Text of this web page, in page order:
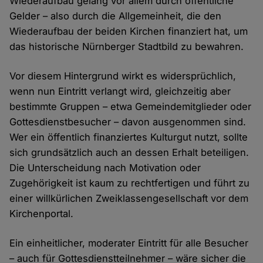
Gelder – also durch die Allgemeinheit, die den
Wiederaufbau der beiden Kirchen finanziert hat, um
das historische Nürnberger Stadtbild zu bewahren.
Vor diesem Hintergrund wirkt es widersprüchlich,
wenn nun Eintritt verlangt wird, gleichzeitig aber
bestimmte Gruppen – etwa Gemeindemitglieder oder
Gottesdienstbesucher – davon ausgenommen sind.
Wer ein öffentlich finanziertes Kulturgut nutzt, sollte
sich grundsätzlich auch an dessen Erhalt beteiligen.
Die Unterscheidung nach Motivation oder
Zugehörigkeit ist kaum zu rechtfertigen und führt zu
einer willkürlichen Zweiklassengesellschaft vor dem
Kirchenportal.
Ein einheitlicher, moderater Eintritt für alle Besucher
– auch für Gottesdienstteilnehmer – wäre sicher die